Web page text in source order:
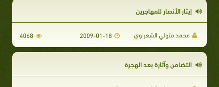
إيثار الأنصار للمهاجرين
محمد متولي الشعراوي 2009-01-18
4068
التضامن وآثارة بعد الهجرة